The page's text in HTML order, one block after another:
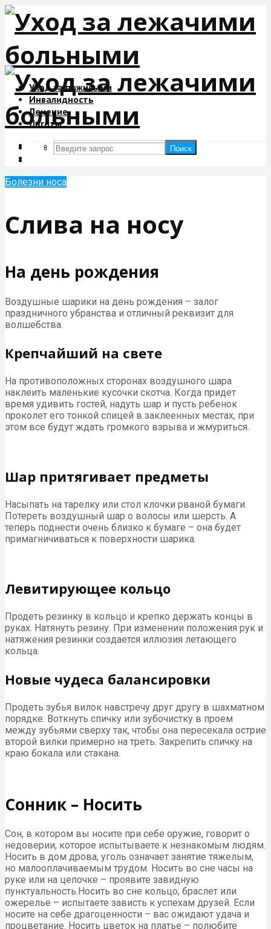
Уход за пожилыми
Инвалидность
Лечение
Льготы
Поиск
Поиск
Болезни носа
Слива на носу
На день рождения
Воздушные шарики на день рождения – залог
праздничного убранства и отличный реквизит для
волшебства.
Крепчайший на свете
На противоположных сторонах воздушного шара
наклеить маленькие кусочки скотча. Когда придет
время удивить гостей, надуть шар и пусть ребенок
проколет его тонкой спицей в заклеенных местах, при
этом все будут ждать громкого взрыва и жмуриться.
Шар притягивает предметы
Насыпать на тарелку или стол клочки рваной бумаги.
Потереть воздушный шар о волосы или шерсть. А
теперь поднести очень близко к бумаге – она будет
примагничиваться к поверхности шарика.
Левитирующее кольцо
Продеть резинку в кольцо и крепко держать концы в
руках. Натянуть резину. При изменении положения рук и
натяжения резинки создается иллюзия летающего
кольца.
Новые чудеса балансировки
Продеть зубья вилок навстречу друг другу в шахматном
порядке. Воткнуть спичку или зубочистку в проем
между зубьями сверху так, чтобы она пересекала острие
второй вилки примерно на треть. Закрепить спичку на
краю бокала или стакана.
Сонник – Носить
Сон, в котором вы носите при себе оружие, говорит о
недоверии, которое испытываете к незнакомым людям.
Носить в дом дрова, уголь означает занятие тяжелым,
но малооплачиваемым трудом. Носить во сне часы на
руке или на цепочке – проявите завидную
пунктуальность.Носить во сне кольцо, браслет или
ожерелье – испытаете зависть к успехам друзей. Если
носите на себе драгоценности – вас ожидают удача и
процветание. Носить цветок на платье – полюбите